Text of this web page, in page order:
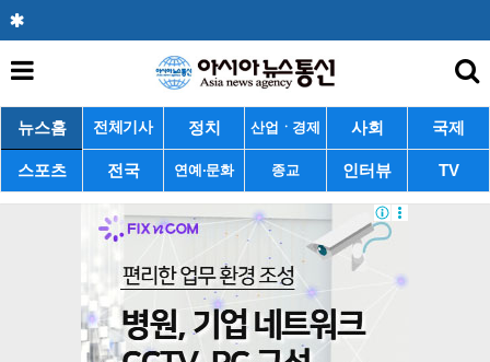
뉴스홈 전체기사 정치 산업ㆍ경제 사회 국제
스포츠 전국 연예·문화 종교 인터뷰 TV